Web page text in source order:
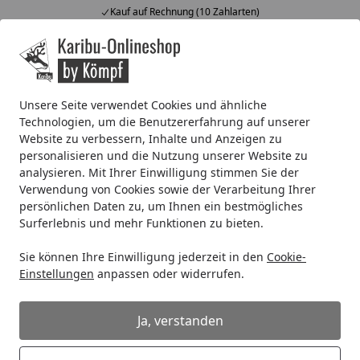
Unsere Seite verwendet Cookies und ähnliche
Technologien, um die Benutzererfahrung auf unserer
Website zu verbessern, Inhalte und Anzeigen zu
personalisieren und die Nutzung unserer Website zu
analysieren. Mit Ihrer Einwilligung stimmen Sie der
Verwendung von Cookies sowie der Verarbeitung Ihrer
persönlichen Daten zu, um Ihnen ein bestmögliches
Surferlebnis und mehr Funktionen zu bieten.
Sie können Ihre Einwilligung jederzeit in den Cookie-
Einstellungen anpassen oder widerrufen.
Ja, verstanden
Kauf auf Rechnung (10 Zahlarten)
Alle Produkte
Mein Konto
Startseite
Blockbohlenhaus Zubehör für Blockbohlenhäuser
Fußböden
Ihre Artikelübersicht
Kategorien
5